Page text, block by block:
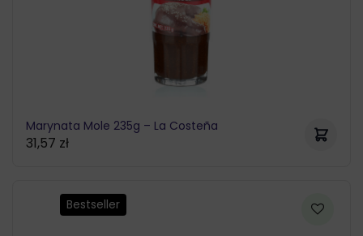
Marynata Mole 235g – La Costeña
31,57 zł
Bestseller